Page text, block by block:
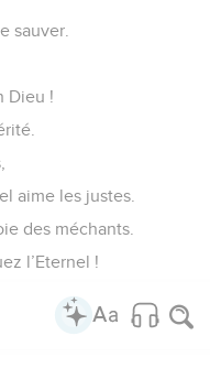
sauver.
Dieu !
aime les justes.
des méchants.
l’Eternel !